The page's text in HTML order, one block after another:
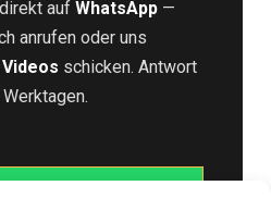
auf WhatsApp —
anrufen oder uns
schicken. Antwort